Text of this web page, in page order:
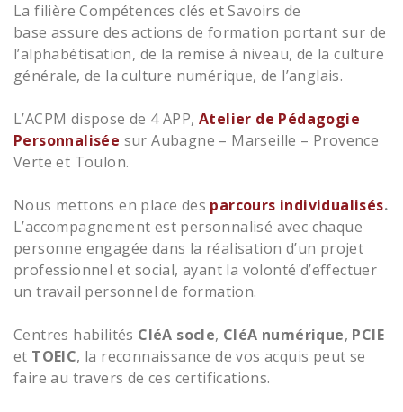
La filière Compétences clés et Savoirs de
base assure des actions de formation portant sur de
l’alphabétisation, de la remise à niveau, de la culture
générale, de la culture numérique, de l’anglais.
L’ACPM dispose de 4 APP, Atelier de Pédagogie
Personnalisée sur Aubagne – Marseille – Provence
Verte et Toulon.
Nous mettons en place des parcours individualisés.
L’accompagnement est personnalisé avec chaque
personne engagée dans la réalisation d’un projet
professionnel et social, ayant la volonté d’effectuer
un travail personnel de formation.
Centres habilités CléA socle, CléA numérique, PCIE
et TOEIC, la reconnaissance de vos acquis peut se
faire au travers de ces certifications.